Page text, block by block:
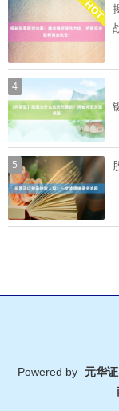
4
5
Powered by
元华